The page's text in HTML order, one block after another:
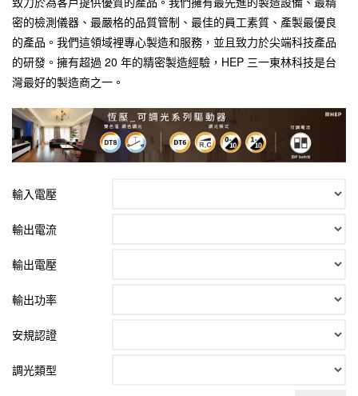
密的檢測儀器、最嚴格的品質管制、最佳的員工素質、產製最優良
的產品。我們這領域裡專心製造和服務，並且致力於尖端科技產品
的研發。擁有超過 20 年的精密製造經驗，HEP 三一東林科技是台
灣最好的製造商之一。
輸入電壓
輸出電流
輸出電壓
輸出功率
安規認證
調光類型